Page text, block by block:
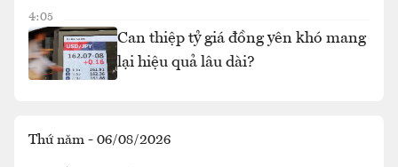
4:05
Can thiệp tỷ giá đồng yên khó mang
lại hiệu quả lâu dài?
Thứ năm - 06/08/2026